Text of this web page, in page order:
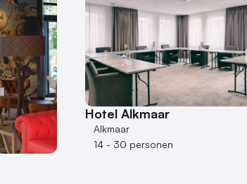
Hotel Alkmaar
Alkmaar
14 - 30 personen